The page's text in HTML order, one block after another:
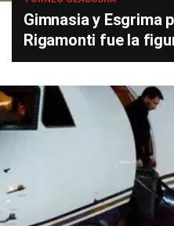
Gimnasia y Esgrima
Rigamonti fue la